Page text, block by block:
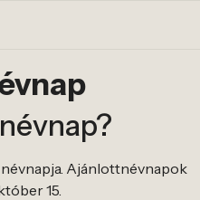
Ajánlottnévnapok
15.